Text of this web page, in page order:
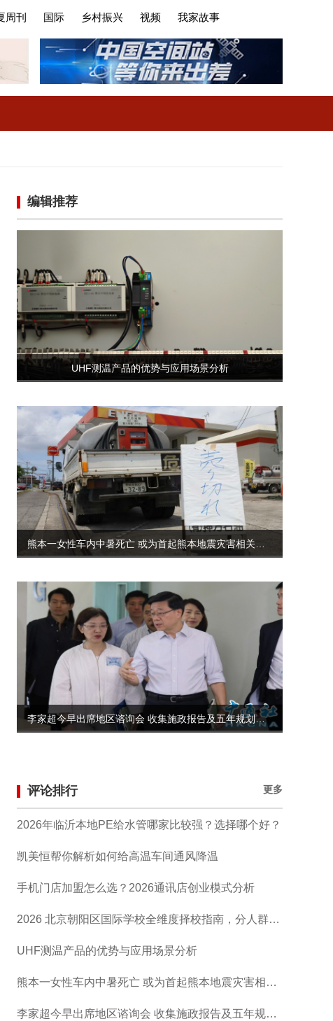
周刊 国际 乡村振兴 视频 我家故事
编辑推荐
UHF测温产品的优势与应用场景分析
李家超今早出席地区谘询会 收集施政报告及五年规划意见
更多
评论排行
2026年临沂本地PE给水管哪家比较强？选择哪个好？
凯美恒帮你解析如何给高温车间通风降温
手机门店加盟怎么选？2026通讯店创业模式分析
2026 北京朝阳区国际学校全维度择校指南，分人群精准匹配院校推荐
UHF测温产品的优势与应用场景分析
熊本一女性车内中暑死亡 或为首起熊本地震灾害相关死亡
李家超今早出席地区谘询会 收集施政报告及五年规划意见